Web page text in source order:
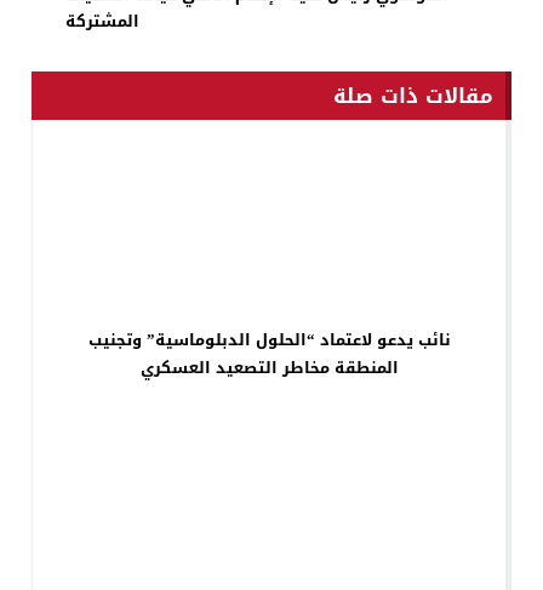
المشتركة
مقالات ذات صلة
نائب يدعو لاعتماد “الحلول الدبلوماسية” وتجنيب
المنطقة مخاطر التصعيد العسكري